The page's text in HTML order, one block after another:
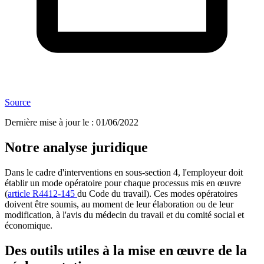
Source
Dernière mise à jour le : 01/06/2022
Notre analyse juridique
Dans le cadre d'interventions en sous-section 4, l'employeur doit
établir un mode opératoire pour chaque processus mis en œuvre
(article R4412-145 du Code du travail). Ces modes opératoires
doivent être soumis, au moment de leur élaboration ou de leur
modification, à l'avis du médecin du travail et du comité social et
économique.
Des outils utiles à la mise en œuvre de la